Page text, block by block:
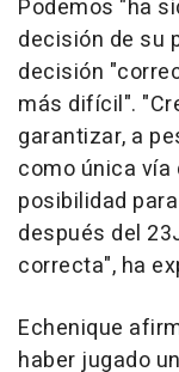
Podemos "ha
decisión de su
decisión
más difícil".
garantizar, a
como única vía
posibilidad
después del
correcta", ha
Echenique
haber jugado